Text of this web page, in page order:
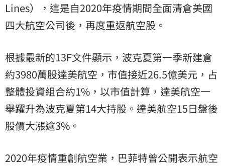
Lines），這是自2020年疫情期間全面清倉美國
四大航空公司後，再度重返航空股。
根據最新的13F文件顯示，波克夏第一季新建倉
約3980萬股達美航空，市值接近26.5億美元，占
整體投資組合約1%，以市值計算，達美航空一
舉躍升為波克夏第14大持股。達美航空15日盤後
股價大漲逾3%。
2020年疫情重創航空業，巴菲特曾公開表示航空